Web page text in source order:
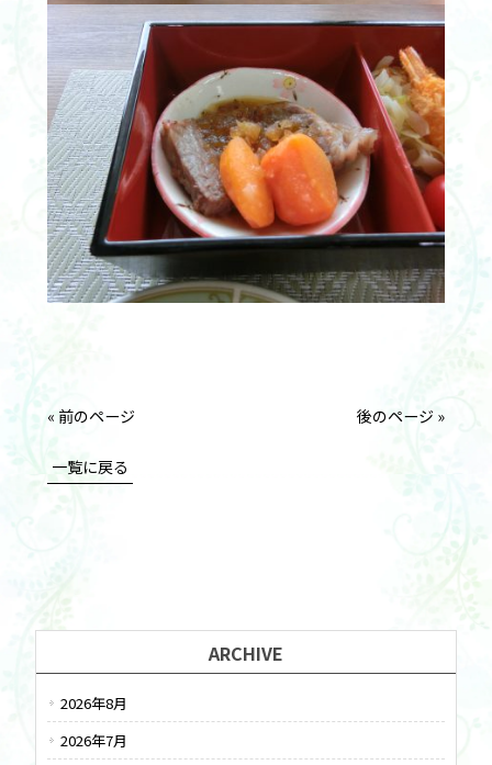
« 前のページ 後のページ »
一覧に戻る
ARCHIVE
2026年8月
2026年7月